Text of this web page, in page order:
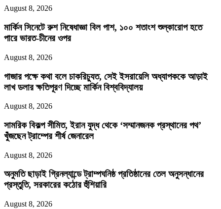
August 8, 2026
মার্কিন সিনেটে রুশ নিষেধাজ্ঞা বিল পাশ, ১০০ শতাংশ শুল্কারোপ হতে
পারে ভারত-চীনের ওপর
August 8, 2026
গাজার পক্ষে কথা বলে চাকরিচ্যুত, সেই ইসরায়েলি অধ্যাপককে আড়াই
লাখ ডলার ক্ষতিপূরণ দিচ্ছে মার্কিন বিশ্ববিদ্যালয়
August 8, 2026
সামরিক বিকল্প সীমিত, ইরান যুদ্ধ থেকে ‘সম্মানজনক প্রস্থানের পথ’
খুঁজছেন ট্রাম্পের শীর্ষ জেনারেল
August 8, 2026
অনুমতি ছাড়াই গ্রিনল্যান্ডে ট্রাম্পঘনিষ্ঠ প্রতিষ্ঠানের তেল অনুসন্ধানের
প্রস্তুতি, সরকারের কঠোর হুঁশিয়ারি
August 8, 2026